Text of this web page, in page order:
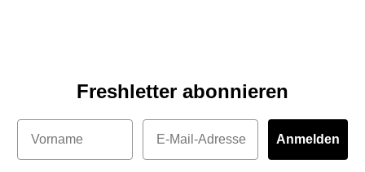
Freshletter abonnieren
Vorname
E-Mail
Anmelden